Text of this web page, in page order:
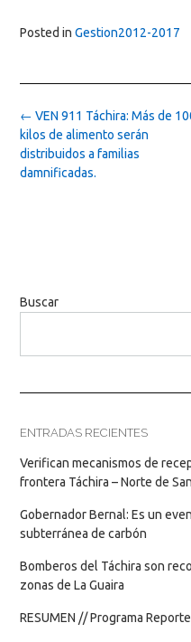
Posted in Gestion2012-2017
Post
navigation
← VEN 911 Táchira: Más de
kilos de alimento serán
distribuidos a familias
damnificadas.
Buscar
ENTRADAS RECIENTES
Verifican mecanismos de
frontera Táchira – Norte de
Gobernador Bernal: Es un
subterránea de carbón
Bomberos del Táchira son
zonas de La Guaira
RESUMEN // Programa